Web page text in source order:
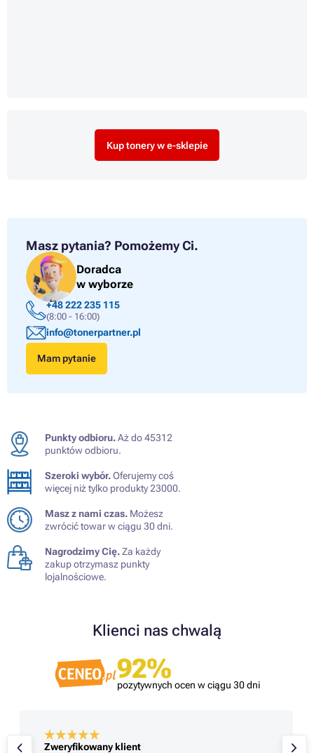
Kup tonery w e-sklepie
Masz pytania? Pomożemy Ci.
Doradca
w wyborze
+48 222 235 115
(8:00 - 16:00)
info@tonerpartner.pl
Mam pytanie
Punkty odbioru.Aż do 45312
punktów odbioru.
Szeroki wybór.Oferujemy coś
więcej niż tylko produkty 23000.
Masz z nami czas. Możesz
zwrócić towar w ciągu 30 dni.
Nagrodzimy Cię.Za każdy
zakup otrzymasz punkty
lojalnościowe.
Klienci nas chwalą
92%
pozytywnych ocen w ciągu 30 dni
Zweryfikowany klient